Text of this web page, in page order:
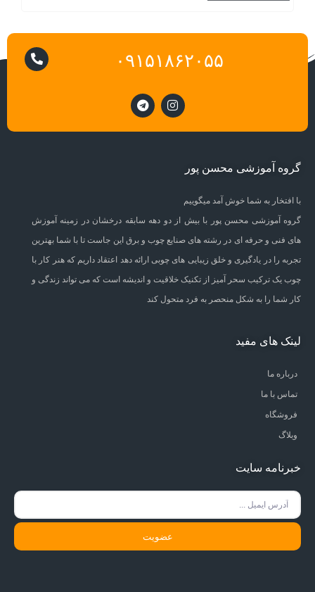
۰۹۱۵۱۸۶۲۰۵۵
گروه آموزشی محسن پور
با افتخار به شما خوش آمد میگوییم
گروه آموزشی محسن پور با بیش از دو دهه سابقه درخشان در زمینه آموزش
های فنی و حرفه ای در رشته های صنایع چوب و برق این جاست تا با شما بهترین
تجربه را در یادگیری و خلق زیبایی های چوبی ارائه دهد اعتقاد داریم که هنر کار با
چوب یک ترکیب سحر آمیز از تکنیک خلاقیت و اندیشه است که می تواند زندگی و
کار شما را به شکل منحصر به فرد متحول کند
لینک های مفید
درباره ما
تماس با ما
فروشگاه
وبلاگ
خبرنامه سایت
عضویت